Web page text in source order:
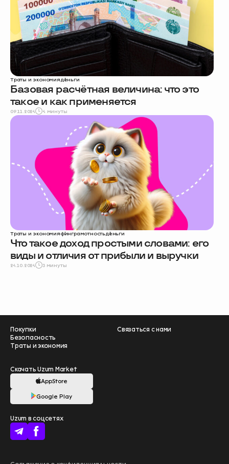
Траты и экономияденьги
Базовая расчётная величина: что это
такое и как применяется
09.11.2024 4 минуты
Траты и экономияфинграмотностьденьги
Что такое доход простыми словами: его
виды и отличия от прибыли и выручки
24.10.2024 3 минуты
Покупки
Безопасность
Траты и экономия
Связаться с нами
Скачать Uzum Market
AppStore
Google Play
Uzum в соцсетях
Больше выгоды
Помогите нам
стать лучше –
пройдите опрос